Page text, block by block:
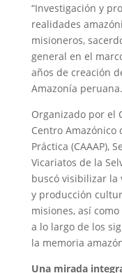
“Investigación y
realidades
misioneros,
general en el
años de creación
Amazonía peruana.
Organizado por el
Centro Amazónico
Práctica (CAAAP),
Vicariatos de la
buscó visibilizar la
y producción
misiones, así
a lo largo de los
la memoria
Una mirada